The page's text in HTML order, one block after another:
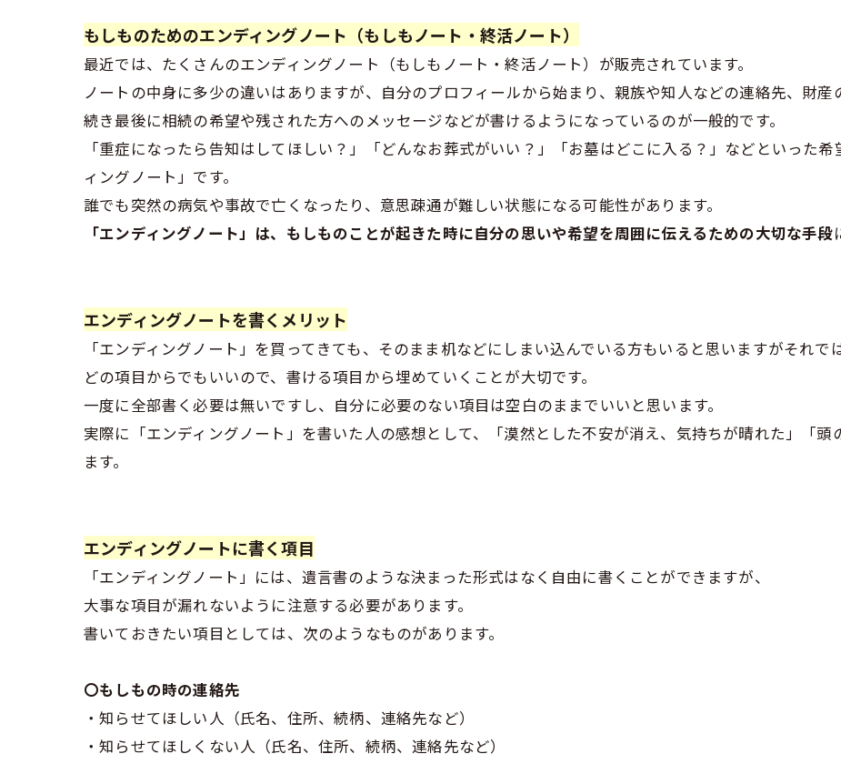
もしものためのエンディングノート（もしもノート・終活ノート）
最近では、たくさんのエンディングノート（もしもノート・終活ノート）が販売されています。
ノートの中身に多少の違いはありますが、自分のプロフィールから始まり、親族や知人などの連絡先、財
続き最後に相続の希望や残された方へのメッセージなどが書けるようになっているのが一般的です。
「重症になったら告知はしてほしい？」「どんなお葬式がいい？」「お墓はどこに入る？」などといった
ィングノート」です。
誰でも突然の病気や事故で亡くなったり、意思疎通が難しい状態になる可能性があります。
「エンディングノート」は、もしものことが起きた時に自分の思いや希望を周囲に伝えるための大切な手段
エンディングノートを書くメリット
「エンディングノート」を買ってきても、そのまま机などにしまい込んでいる方もいると思いますがそれで
どの項目からでもいいので、書ける項目から埋めていくことが大切です。
一度に全部書く必要は無いですし、自分に必要のない項目は空白のままでいいと思います。
実際に「エンディングノート」を書いた人の感想として、「漠然とした不安が消え、気持ちが晴れた」「
ます。
エンディングノートに書く項目
「エンディングノート」には、遺言書のような決まった形式はなく自由に書くことができますが、
大事な項目が漏れないように注意する必要があります。
書いておきたい項目としては、次のようなものがあります。
〇もしもの時の連絡先
・知らせてほしい人（氏名、住所、続柄、連絡先など）
・知らせてほしくない人（氏名、住所、続柄、連絡先など）